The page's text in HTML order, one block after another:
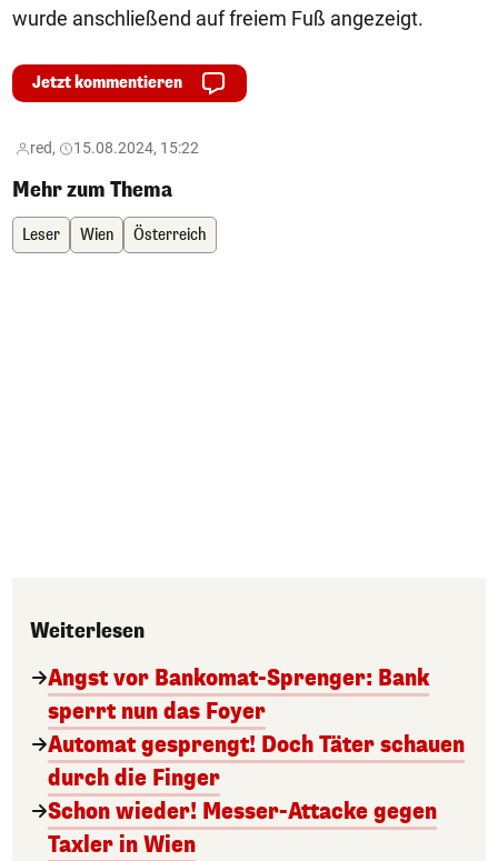
wurde anschließend auf freiem Fuß angezeigt.
Jetzt kommentieren
red, 15.08.2024, 15:22
Mehr zum Thema
Leser Wien Österreich
Weiterlesen
Angst vor Bankomat-Sprenger: Bank
sperrt nun das Foyer
Automat gesprengt! Doch Täter schauen
durch die Finger
Schon wieder! Messer-Attacke gegen
Taxler in Wien